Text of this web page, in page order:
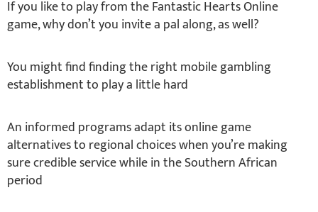
If you like to play from the Fantastic Hearts Online
game, why don’t you invite a pal along, as well?
You might find finding the right mobile gambling
establishment to play a little hard
An informed programs adapt its online game
alternatives to regional choices when you’re making
sure credible service while in the Southern African
period